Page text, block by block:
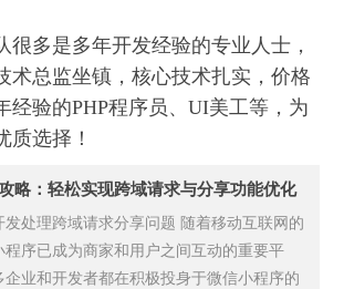
很多是多年开发经验的专业人士，
术总监坐镇，核心技术扎实，价格
经验的PHP程序员、UI美工等，为
质选择！
略：轻松实现跨域请求与分享功能优化
发处理跨域请求分享问题 随着移动互联网的
程序已成为商家和用户之间互动的重要平
企业和开发者都在积极投身于微信小程序的